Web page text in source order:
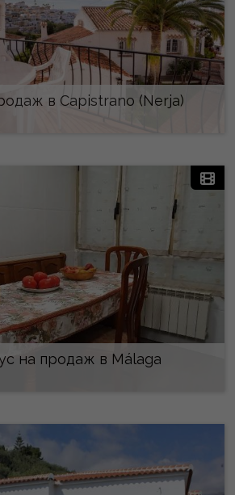
в Capistrano (Nerja)
на продаж в Málaga